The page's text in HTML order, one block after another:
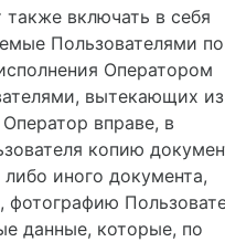
включать в себя
Пользователями по
Оператором
вытекающих из
вправе, в
копию
иного документа,
данные, которые, по